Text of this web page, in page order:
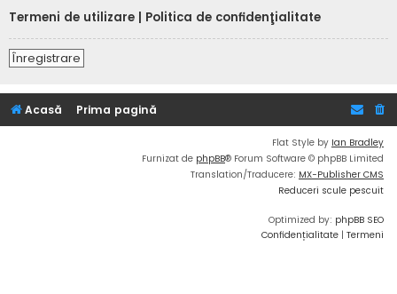
Termeni de utilizare
Politica de confidenţialitate
Înregistrare
Acasă Prima pagină
Flat Style by Ian Bradley
Furnizat de phpBB® Forum Software © phpBB Limited
Translation/Traducere: MX-Publisher CMS
Reduceri scule pescuit
Optimized by: phpBB SEO
Confidențialitate | Termeni